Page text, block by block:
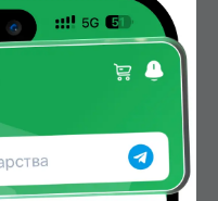
купить или
и других городах